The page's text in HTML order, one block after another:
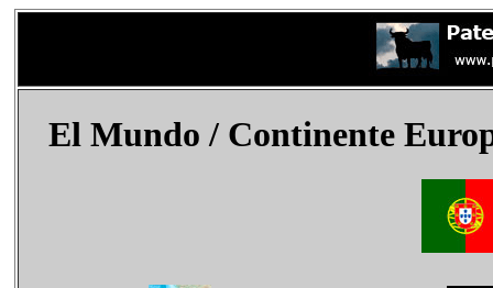
El Mundo/ Continente